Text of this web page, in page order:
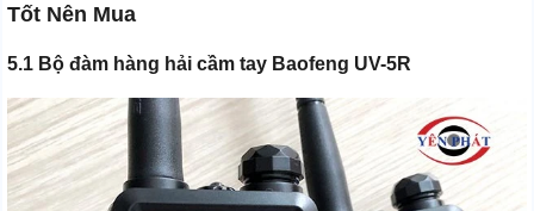
Tốt Nên Mua
5.1 Bộ đàm hàng hải cầm tay Baofeng UV-5R